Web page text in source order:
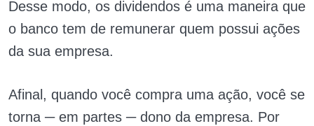
Desse modo, os dividendos é uma maneira que
o banco tem de remunerar quem possui ações
da sua empresa.
Afinal, quando você compra uma ação, você se
torna ─ em partes ─ dono da empresa. Por